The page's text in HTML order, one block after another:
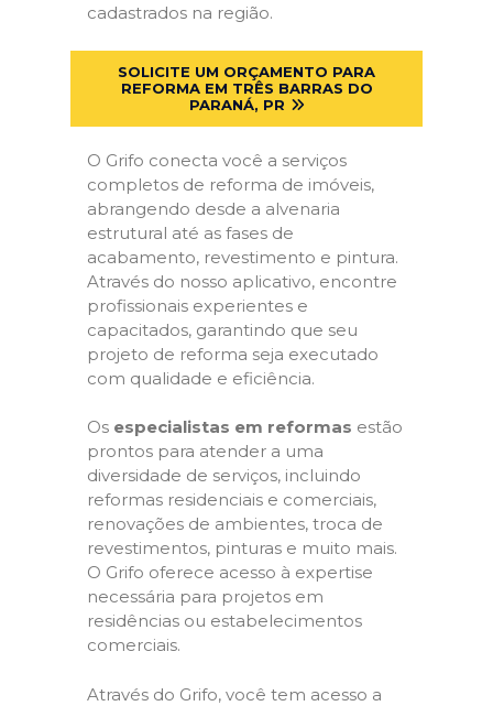
cadastrados na região.
SOLICITE UM ORÇAMENTO PARA
REFORMA EM TRÊS BARRAS DO
PARANÁ, PR
O Grifo conecta você a serviços
completos de reforma de imóveis,
abrangendo desde a alvenaria
estrutural até as fases de
acabamento, revestimento e pintura.
Através do nosso aplicativo, encontre
profissionais experientes e
capacitados, garantindo que seu
projeto de reforma seja executado
com qualidade e eficiência.
Os especialistas em reformas estão
prontos para atender a uma
diversidade de serviços, incluindo
reformas residenciais e comerciais,
renovações de ambientes, troca de
revestimentos, pinturas e muito mais.
O Grifo oferece acesso à expertise
necessária para projetos em
residências ou estabelecimentos
comerciais.
Através do Grifo, você tem acesso a